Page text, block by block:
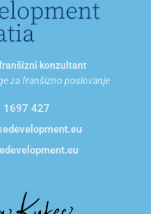
konzultant
za franšizno poslovanje
1697 427